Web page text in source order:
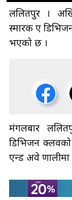
ललितपुर ।
स्मारक ए
भएको छ ।
मंगलबार
डिभिजन
एन्ड अवे